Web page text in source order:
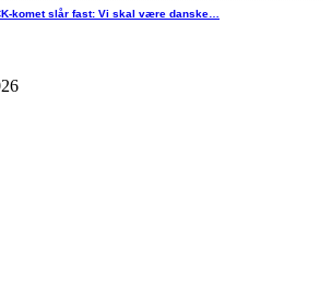
komet slår fast: Vi skal være danske…